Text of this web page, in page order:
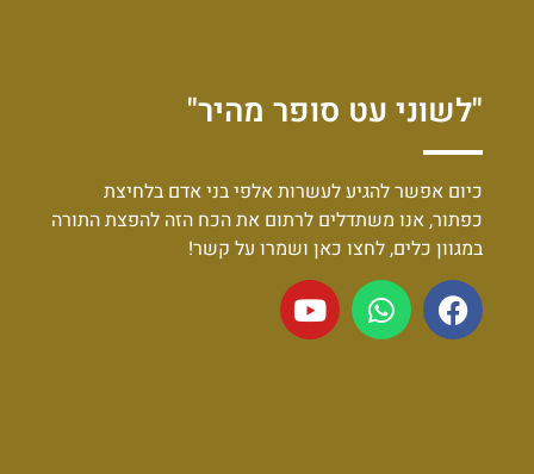
"לשוני עט סופר מהיר"
כיום אפשר להגיע לעשרות אלפי בני אדם בלחיצת
כפתור, אנו משתדלים לרתום את הכח הזה להפצת התורה
במגוון כלים, לחצו כאן ושמרו על קשר!